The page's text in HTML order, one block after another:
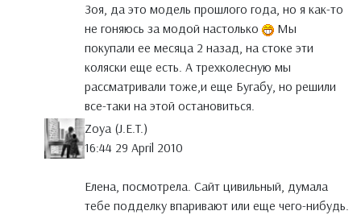
Зоя, да это модель прошлого года, но я как-то
не гоняюсь за модой настолько
Мы
покупали ее месяца 2 назад, на стоке эти
коляски еще есть. А трехколесную мы
рассматривали тоже,и еще Бугабу, но решили
все-таки на этой остановиться.
Zoya (J.E.T.)
16:44 29 April 2010
Елена, посмотрела. Сайт цивильный, думала
тебе подделку впаривают или еще чего-нибудь.